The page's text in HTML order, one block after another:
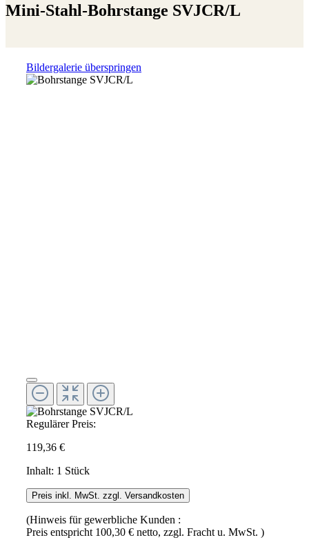
Mini-Stahl-Bohrstange SVJCR/L
Bildergalerie überspringen
Regulärer Preis:
119,36 €
Inhalt: 1 Stück
Preis inkl. MwSt. zzgl. Versandkosten
(Hinweis für gewerbliche Kunden :
Preis entspricht 100,30 € netto, zzgl. Fracht u. MwSt. )